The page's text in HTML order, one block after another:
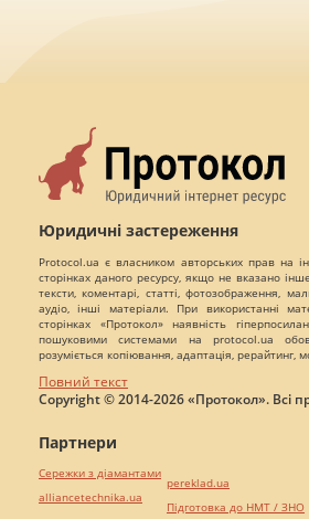
Юридичні застереження
Protocol.ua є власником авторських прав на
сторінках даного ресурсу, якщо не вказано
тексти, коментарі, статті, фотозображення,
аудіо, інші матеріали. При використанні
сторінках «Протокол» наявність
пошуковими системами на protocol.ua
розуміється копіювання, адаптація, рерайтинг,
Повний текст
Copyright © 2014-2026 «Протокол». Всі
Партнери
Сережки з діамантами
alliancetechnika.ua
pereklad.ua
Підготовка до НМТ / ЗНО